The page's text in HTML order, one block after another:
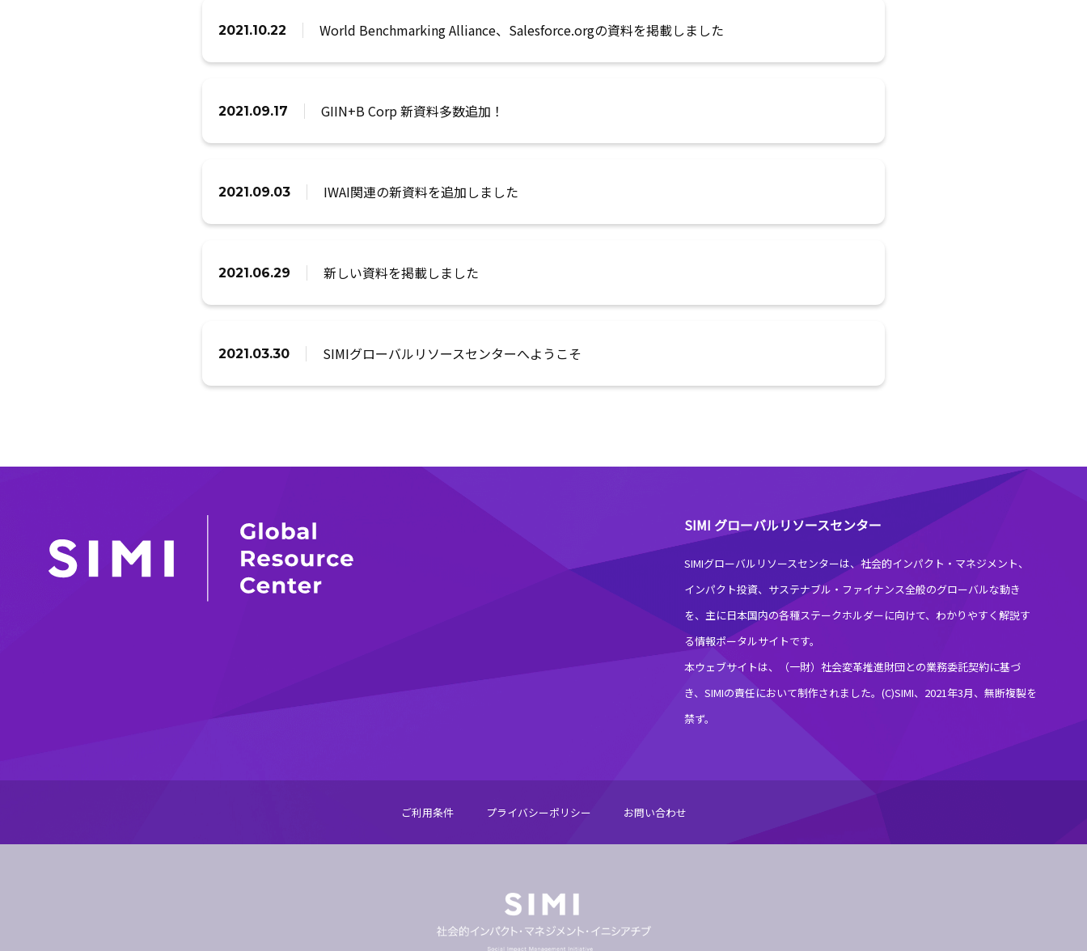
2021.10.22 World Benchmarking Alliance、Salesforce.orgの資料を掲載しました
2021.09.17 GIIN+B Corp 新資料多数追加！
2021.09.03 IWAI関連の新資料を追加しました
2021.06.29 新しい資料を掲載しました
2021.03.30 SIMIグローバルリソースセンターへようこそ
SIMI グローバルリソースセンター
SIMIグローバルリソースセンターは、社会的インパクト・マネジメント、
インパクト投資、サステナブル・ファイナンス全般のグローバルな動き
を、主に日本国内の各種ステークホルダーに向けて、わかりやすく解説す
る情報ポータルサイトです。
本ウェブサイトは、（一財）社会変革推進財団との業務委託契約に基づ
き、SIMIの責任において制作されました。(C)SIMI、2021年3月、無断複製を
禁ず。
ご利用条件 プライバシーポリシー お問い合わせ